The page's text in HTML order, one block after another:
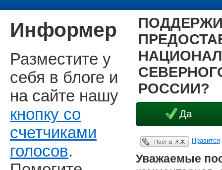
РОССИИ?
Да
Опубликовать в ЖЖ Нравится
Уважаемые
Информер
Разместите у
себя в блоге и
на сайте нашу
кнопку со
счетчиками
голосов.